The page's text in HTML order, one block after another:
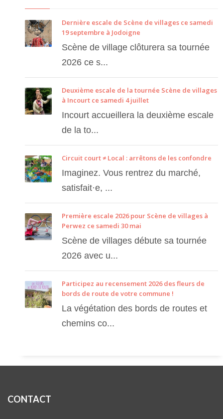
Dernière escale de Scène de villages ce samedi
19 septembre à Jodoigne
Scène de village clôturera sa tournée
2026 ce s...
Deuxième escale de la tournée Scène de villages
à Incourt ce samedi 4 juillet
Incourt accueillera la deuxième escale
de la to...
Circuit court ≠ Local : arrêtons de les confondre
Imaginez. Vous rentrez du marché,
satisfait·e, ...
Première escale 2026 pour Scène de villages à
Perwez ce samedi 30 mai
Scène de villages débute sa tournée
2026 avec u...
Participez au recensement 2026 des fleurs de
bords de route de votre commune !
La végétation des bords de routes et
chemins co...
CONTACT